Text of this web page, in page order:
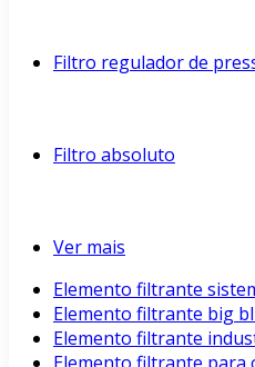
Filtro regulador de
Filtro absoluto
Ver mais
Elemento filtrante
Elemento filtrante big
Elemento filtrante